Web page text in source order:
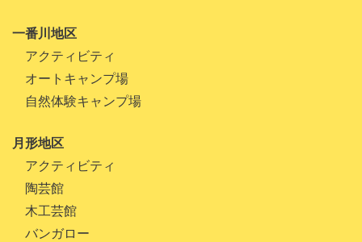
一番川地区
アクティビティ
オートキャンプ場
自然体験キャンプ場
月形地区
アクティビティ
陶芸館
木工芸館
バンガロー